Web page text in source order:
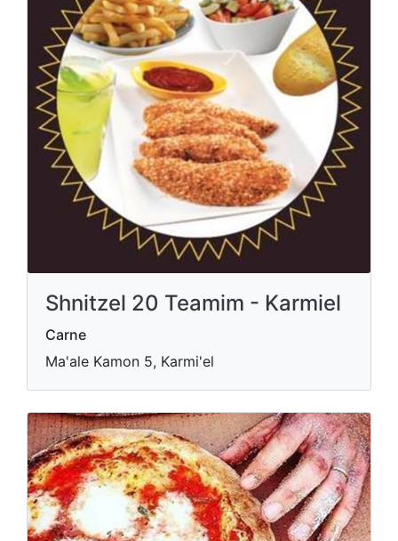
Shnitzel 20 Teamim - Karmiel
Carne
Ma'ale Kamon 5, Karmi'el